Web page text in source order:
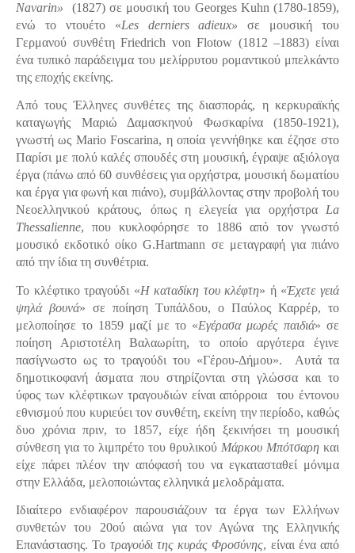
Navarin» (1827) σε μουσική του Georges Kuhn (1780-1859),
ενώ το ντουέτο «Les derniers adieux» σε μουσική του
Γερμανού συνθέτη Friedrich von Flotow (1812 –1883) είναι
ένα τυπικό παράδειγμα του μελίρρυτου ρομαντικού μπελκάντο
της εποχής εκείνης.
Από τους Έλληνες συνθέτες της διασποράς, η κερκυραϊκής
καταγωγής Μαριώ Δαμασκηνού Φωσκαρίνα (1850-1921),
γνωστή ως Mario Foscarina, η οποία γεννήθηκε και έζησε στο
Παρίσι με πολύ καλές σπουδές στη μουσική, έγραψε αξιόλογα
έργα (πάνω από 60 συνθέσεις για ορχήστρα, μουσική δωματίου
και έργα για φωνή και πιάνο), συμβάλλοντας στην προβολή του
Νεοελληνικού κράτους, όπως η ελεγεία για ορχήστρα La
Thessalienne, που κυκλοφόρησε το 1886 από τον γνωστό
μουσικό εκδοτικό οίκο G.Hartmann σε μεταγραφή για πιάνο
από την ίδια τη συνθέτρια.
Το κλέφτικο τραγούδι «Η καταδίκη του κλέφτη» ή «Έχετε γειά
ψηλά βουνά» σε ποίηση Τυπάλδου, ο Παύλος Καρρέρ, το
μελοποίησε το 1859 μαζί με το «Εγέρασα μωρές παιδιά» σε
ποίηση Αριστοτέλη Βαλαωρίτη, το οποίο αργότερα έγινε
πασίγνωστο ως το τραγούδι του «Γέρου-Δήμου». Αυτά τα
δημοτικοφανή άσματα που στηρίζονται στη γλώσσα και το
ύφος των κλέφτικων τραγουδιών είναι απόρροια του έντονου
εθνισμού που κυριεύει τον συνθέτη, εκείνη την περίοδο, καθώς
δυο χρόνια πριν, το 1857, είχε ήδη ξεκινήσει τη μουσική
σύνθεση για το λιμπρέτο του θρυλικού Μάρκου Μπότσαρη και
είχε πάρει πλέον την απόφασή του να εγκατασταθεί μόνιμα
στην Ελλάδα, μελοποιώντας ελληνικά μελοδράματα.
Ιδιαίτερο ενδιαφέρον παρουσιάζουν τα έργα των Ελλήνων
συνθετών του 20ού αιώνα για τον Αγώνα της Ελληνικής
Επανάστασης. Το τραγούδι της κυράς Φροσύνης, είναι ένα από